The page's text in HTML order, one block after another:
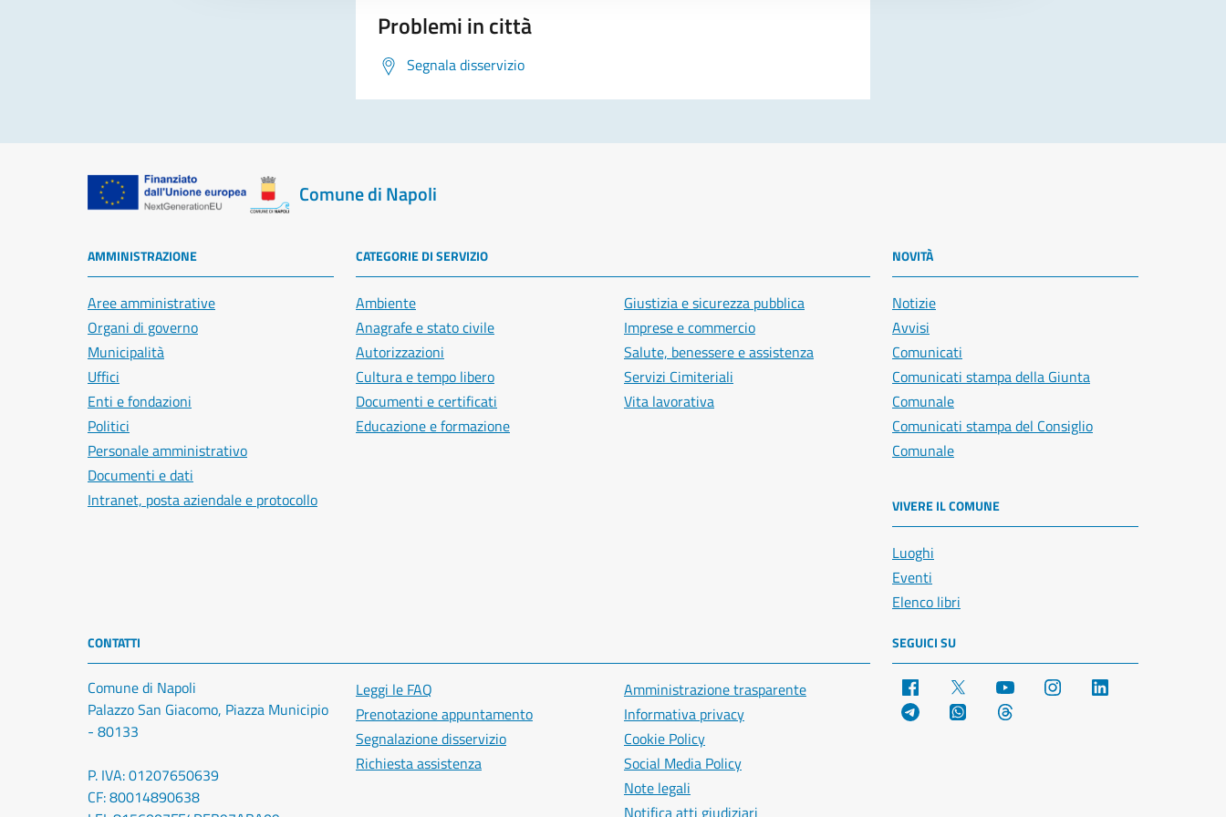
Problemi in città
Segnala disservizio
Comune di Napoli
AMMINISTRAZIONE
Aree amministrative
Organi di governo
Municipalità
Uffici
Enti e fondazioni
Politici
Personale amministrativo
Documenti e dati
Intranet, posta aziendale e protocollo
CATEGORIE DI SERVIZIO
Ambiente
Anagrafe e stato civile
Autorizzazioni
Cultura e tempo libero
Documenti e certificati
Educazione e formazione
Giustizia e sicurezza pubblica
Imprese e commercio
Salute, benessere e assistenza
Servizi Cimiteriali
Vita lavorativa
NOVITÀ
Notizie
Avvisi
Comunicati
Comunicati stampa della Giunta
Comunale
Comunicati stampa del Consiglio
Comunale
VIVERE IL COMUNE
Luoghi
Eventi
Elenco libri
CONTATTI
Comune di Napoli
Palazzo San Giacomo, Piazza Municipio
- 80133
P. IVA: 01207650639
CF: 80014890638
Leggi le FAQ
Prenotazione appuntamento
Segnalazione disservizio
Richiesta assistenza
Amministrazione trasparente
Informativa privacy
Cookie Policy
Social Media Policy
Note legali
SEGUICI SU
Facebook YouTube Instagram
Telegram WhatsApp